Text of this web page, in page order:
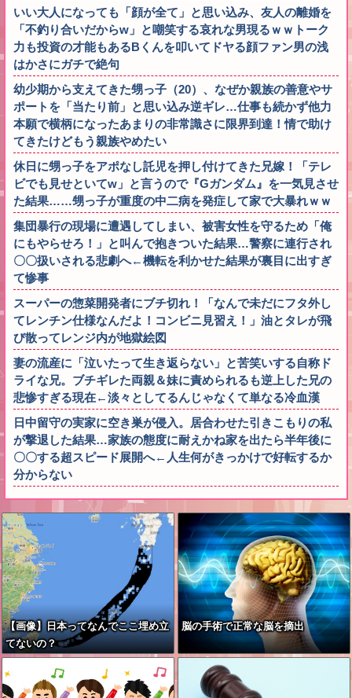
いい大人になっても「顔が全て」と思い込み、友人の離婚を
「不釣り合いだからw」と嘲笑する哀れな男現るｗｗトーク
力も投資の才能もあるBくんを叩いてドヤる顔ファン男の浅
はかさにガチで絶句
幼少期から支えてきた甥っ子（20）、なぜか親族の善意やサ
ポートを「当たり前」と思い込み逆ギレ…仕事も続かず他力
本願で横柄になったあまりの非常識さに限界到達！情で助け
てきたけどもう親族やめたい
休日に甥っ子をアポなし託児を押し付けてきた兄嫁！「テレ
ビでも見せといてw」と言うので『Gガンダム』を一気見させ
た結果……甥っ子が重度の中二病を発症して家で大暴れｗｗ
集団暴行の現場に遭遇してしまい、被害女性を守るため「俺
にもやらせろ！」と叫んで抱きついた結果…警察に連行され
〇〇扱いされる悲劇へ←機転を利かせた結果が裏目に出すぎ
て惨事
スーパーの惣菜開発者にブチ切れ！「なんで未だにフタ外し
てレンチン仕様なんだよ！コンビニ見習え！」油とタレが飛
び散ってレンジ内が地獄絵図
妻の流産に「泣いたって生き返らない」と苦笑いする自称ド
ライな兄。ブチギレた両親＆妹に責められるも逆上した兄の
悲惨すぎる現在←淡々としてるんじゃなくて単なる冷血漢
日中留守の実家に空き巣が侵入。居合わせた引きこもりの私
が撃退した結果…家族の態度に耐えかね家を出たら半年後に
〇〇する超スピード展開へ←人生何がきっかけで好転するか
分からない
【画像】日本ってなんでここ埋め立
てないの？
脳の手術で正常な脳を摘出